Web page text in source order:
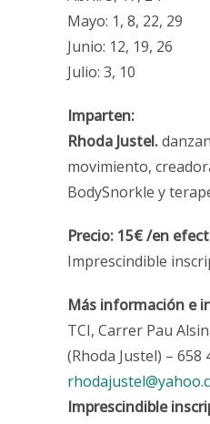
Mayo: 1, 8, 22, 29
Junio: 12, 19, 26
Julio: 3, 10
Imparten:
Rhoda Justel.
movimiento,
BodySnorkle y
Precio: 15€ /en
Imprescindible
Más información e
TCI, Carrer Pau
(Rhoda Justel) – 658
Imprescindible